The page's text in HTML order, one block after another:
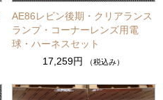
AE86レビン後期・クリアランス
ランプ・コーナーレンズ用電
球・ハーネスセット
17,259円
（税込み）